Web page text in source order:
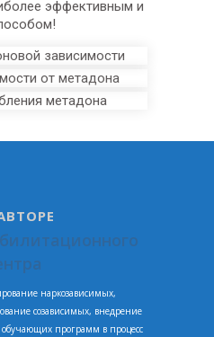
эффективным и
наркозависимых,
созависимых, внедрение
программ в процесс